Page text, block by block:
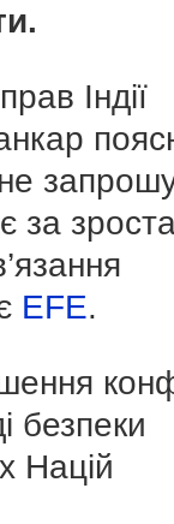
Індії
за
EFE.
безпеки
Націй